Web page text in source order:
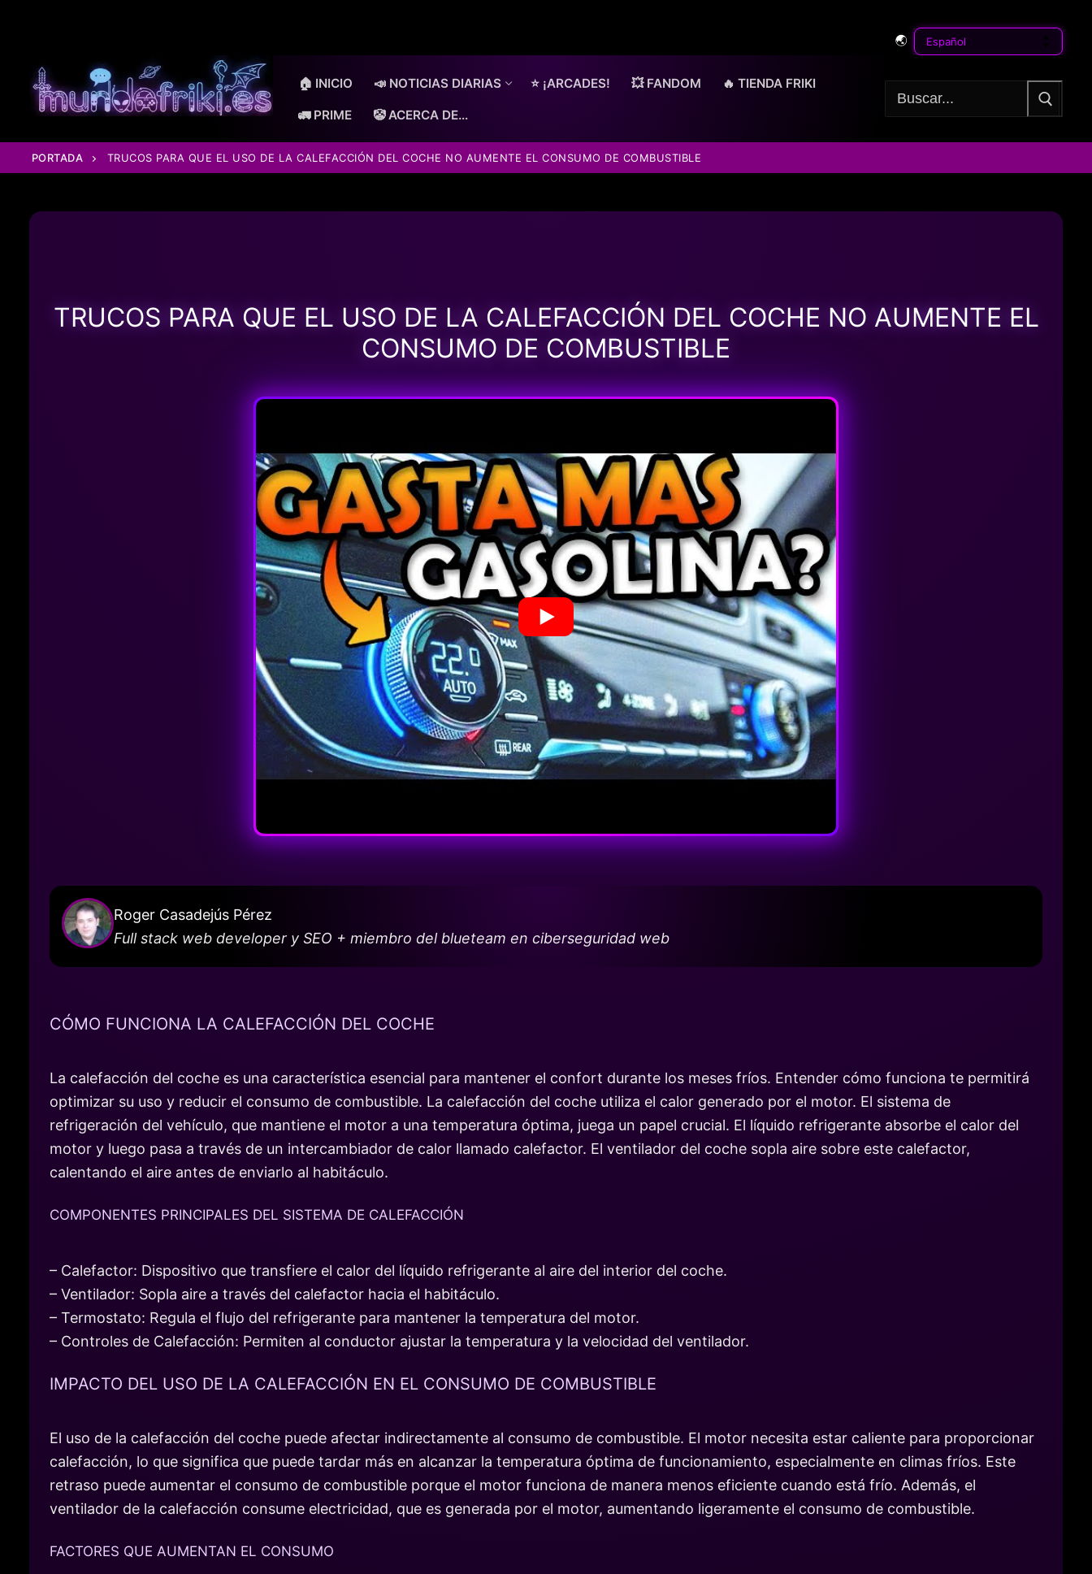
🌏
🏠 INICIO 📣 NOTICIAS DIARIAS ⭐ ¡ARCADES! 💥 FANDOM 🔥 TIENDA FRIKI
🚛 PRIME 🤡 ACERCA DE…
Buscar:
PORTADA TRUCOS PARA QUE EL USO DE LA CALEFACCIÓN DEL COCHE NO AUMENTE EL CONSUMO DE COMBUSTIBLE
TRUCOS PARA QUE EL USO DE LA CALEFACCIÓN DEL COCHE NO AUMENTE EL
CONSUMO DE COMBUSTIBLE
Roger Casadejús Pérez
Full stack web developer y SEO + miembro del blueteam en ciberseguridad web
CÓMO FUNCIONA LA CALEFACCIÓN DEL COCHE
La calefacción del coche es una característica esencial para mantener el confort durante los meses fríos. Entender cómo funciona te permitirá
optimizar su uso y reducir el consumo de combustible. La calefacción del coche utiliza el calor generado por el motor. El sistema de
refrigeración del vehículo, que mantiene el motor a una temperatura óptima, juega un papel crucial. El líquido refrigerante absorbe el calor del
motor y luego pasa a través de un intercambiador de calor llamado calefactor. El ventilador del coche sopla aire sobre este calefactor,
calentando el aire antes de enviarlo al habitáculo.
COMPONENTES PRINCIPALES DEL SISTEMA DE CALEFACCIÓN
– Calefactor: Dispositivo que transfiere el calor del líquido refrigerante al aire del interior del coche.
– Ventilador: Sopla aire a través del calefactor hacia el habitáculo.
– Termostato: Regula el flujo del refrigerante para mantener la temperatura del motor.
– Controles de Calefacción: Permiten al conductor ajustar la temperatura y la velocidad del ventilador.
IMPACTO DEL USO DE LA CALEFACCIÓN EN EL CONSUMO DE COMBUSTIBLE
El uso de la calefacción del coche puede afectar indirectamente al consumo de combustible. El motor necesita estar caliente para proporcionar
calefacción, lo que significa que puede tardar más en alcanzar la temperatura óptima de funcionamiento, especialmente en climas fríos. Este
retraso puede aumentar el consumo de combustible porque el motor funciona de manera menos eficiente cuando está frío. Además, el
ventilador de la calefacción consume electricidad, que es generada por el motor, aumentando ligeramente el consumo de combustible.
FACTORES QUE AUMENTAN EL CONSUMO